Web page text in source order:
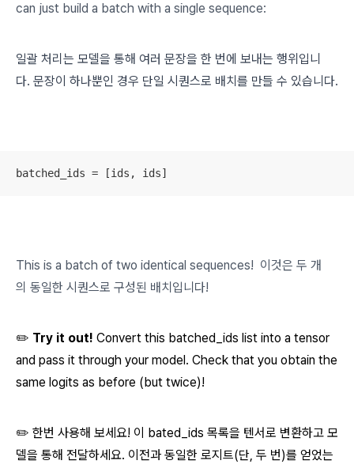
can just build a batch with a single sequence:
일괄 처리는 모델을 통해 여러 문장을 한 번에 보내는 행위입니
다. 문장이 하나뿐인 경우 단일 시퀀스로 배치를 만들 수 있습니다.
batched_ids = [ids, ids]
This is a batch of two identical sequences! 이것은 두 개
의 동일한 시퀀스로 구성된 배치입니다!
✏️ Try it out! Convert this batched_ids list into a tensor
and pass it through your model. Check that you obtain the
same logits as before (but twice)!
✏️ 한번 사용해 보세요! 이 bated_ids 목록을 텐서로 변환하고 모
델을 통해 전달하세요. 이전과 동일한 로지트(단, 두 번)를 얻었는